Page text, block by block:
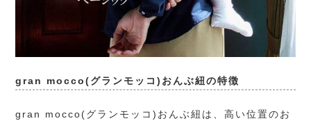
gran mocco(グランモッコ)おんぶ紐の特徴
gran mocco(グランモッコ) おんぶ紐は、高い位置のお